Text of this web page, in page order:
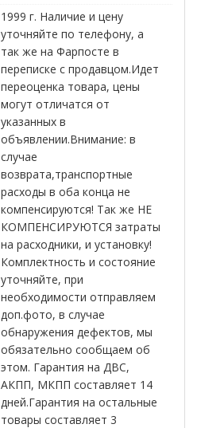
1999 г. Наличие и цену
уточняйте по телефону, а
так же на Фарпосте в
переписке с продавцом.Идет
переоценка товара, цены
могут отличатся от
указанных в
объявлении.Внимание: в
случае
возврата,транспортные
расходы в оба конца не
компенсируются! Так же НЕ
КОМПЕНСИРУЮТСЯ затраты
на расходники, и установку!
Комплектность и состояние
уточняйте, при
необходимости отправляем
доп.фото, в случае
обнаружения дефектов, мы
обязательно сообщаем об
этом. Гарантия на ДВС,
АКПП, МКПП составляет 14
дней.Гарантия на остальные
товары составляет 3